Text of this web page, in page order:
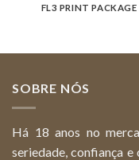
FL3 PRINT PACKAGE
SOBRE NÓS
Há 18 anos no
seriedade, confiança